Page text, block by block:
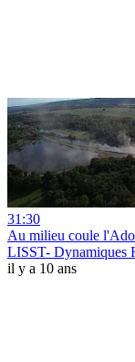
31:30
Au milieu coule
LISST- Dynamiques
il y a 10 ans